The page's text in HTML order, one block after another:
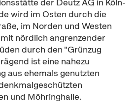
wird im Osten durch die
im Norden und Westen
nördlich angrenzender
durch den "Grünzug
ist eine nahezu
aus ehemals genutzten
und Möhringhalle.